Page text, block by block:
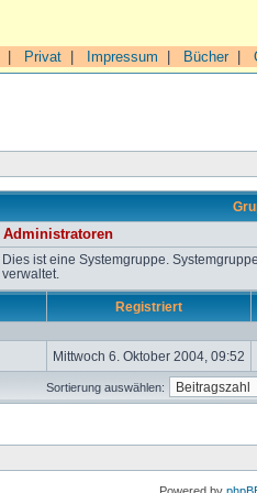
Privat Impressum Bücher|
Administratoren
Dies ist eine Systemgruppe.
verwaltet.
Registriert
Mittwoch 6. Oktober 2004, 09:52
Sortierung auswählen: